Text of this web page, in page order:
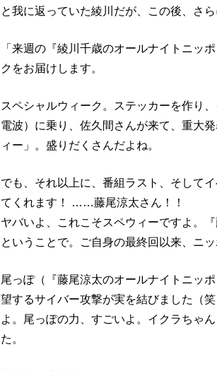
と我に返っていた綾川だが、この後、さ
「来週の『綾川千歳のオールナイトニッ
クをお届けします。
スペシャルウィーク。ステッカーを作り
電波）に乗り、佐久間さんが来て、重大
ィー」。盛りだくさんだよね。
でも、それ以上に、番組ラスト、そして
てくれます！ ……藤尾涼太さん！！
ヤバいよ、これこそスペウィーですよ。
ということで。ご自身の最終回以来、ニ
尾っぽ（『藤尾涼太のオールナイトニッ
望するサイバー攻撃が実を結びました（
よ。尾っぽの力、すごいよ。イクラちゃ
た。